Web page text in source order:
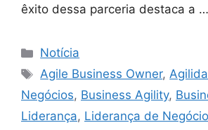
êxito dessa parceria destaca a …
Notícia
Agile Business Owner,
Negócios, Business Agility,
Liderança, Liderança de